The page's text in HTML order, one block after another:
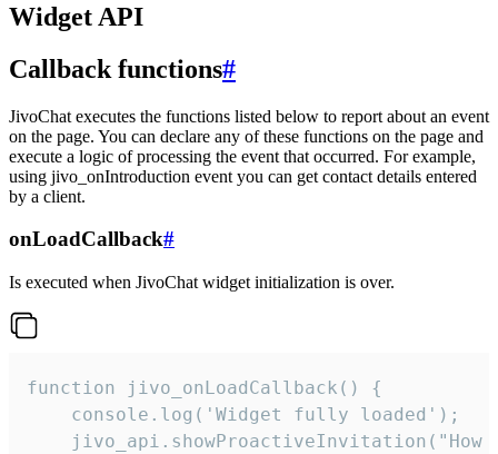
Widget API
Callback functions#
JivoChat executes the functions listed below to report about an event
on the page. You can declare any of these functions on the page and
execute a logic of processing the event that occurred. For example,
using jivo_onIntroduction event you can get contact details entered
by a client.
onLoadCallback#
Is executed when JivoChat widget initialization is over.
function jivo_onLoadCallback() {
    console.log('Widget fully loaded');
jivo_api.showProactiveInvitation("How